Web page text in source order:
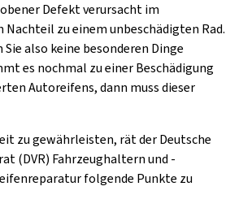
Defekt verursacht im
zu einem unbeschädigten Rad.
Sie also keine besonderen Dinge
es nochmal zu einer Beschädigung
Autoreifens, dann muss dieser
zu gewährleisten, rät der Deutsche
(DVR) Fahrzeughaltern und -
folgende Punkte zu